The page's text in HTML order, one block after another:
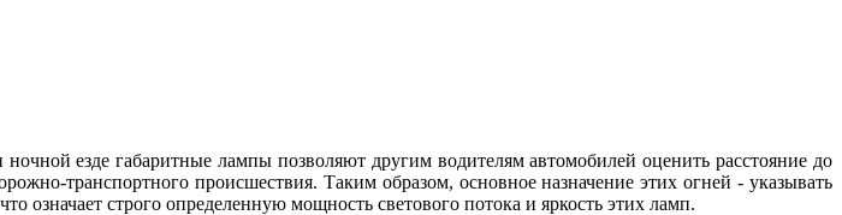
езде габаритные лампы позволяют другим водителям автомобилей оценить расстояние до
транспортного происшествия. Таким образом, основное назначение этих огней - указывать
означает строго определенную мощность светового потока и яркость этих ламп.